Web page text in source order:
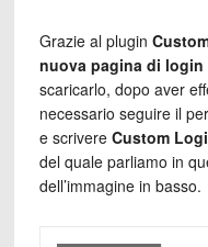
Grazie al plugin
nuova pagina di login
scaricarlo, dopo aver
necessario seguire il
e scrivere Custom
del quale parliamo in
dell’immagine in basso.